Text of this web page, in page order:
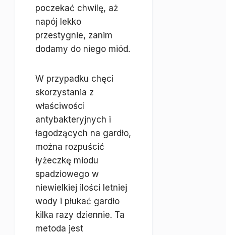
poczekać chwilę, aż
napój lekko
przestygnie, zanim
dodamy do niego miód.
W przypadku chęci
skorzystania z
właściwości
antybakteryjnych i
łagodzących na gardło,
można rozpuścić
łyżeczkę miodu
spadziowego w
niewielkiej ilości letniej
wody i płukać gardło
kilka razy dziennie. Ta
metoda jest